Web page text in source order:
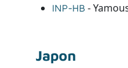
INP-HB -
Japon